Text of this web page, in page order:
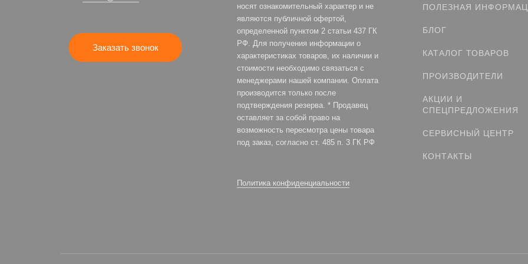
Заказать звонок
носят ознакомительный характер и не
являются публичной офертой,
определенной пунктом 2 статьи 437 ГК
РФ. Для получения информации о
характеристиках товаров, их наличии и
стоимости необходимо связаться с
менеджерами нашей компании. Оплата
производится только после
подтверждения резерва. * Продавец
оставляет за собой право на
возможность пересмотра цены товара
под заказ, согласно ст. 485 п. 3 ГК РФ
Политика конфиденциальности
ПОЛЕЗНАЯ
БЛОГ
КАТАЛОГ ТОВАРОВ
ПРОИЗВОДИТЕЛИ
АКЦИИ И
СПЕЦПРЕДЛОЖЕНИЯ
СЕРВИСНЫЙ ЦЕНТР
КОНТАКТЫ